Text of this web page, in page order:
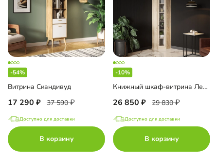
-54%
Витрина Скандивуд
17 290 37 590
Доступно для доставки
В корзину
-10%
Книжный шкаф-витрина Лестер-9-600 + А8 с антресолью
26 850 29 830
Доступно для доставки
В корзину